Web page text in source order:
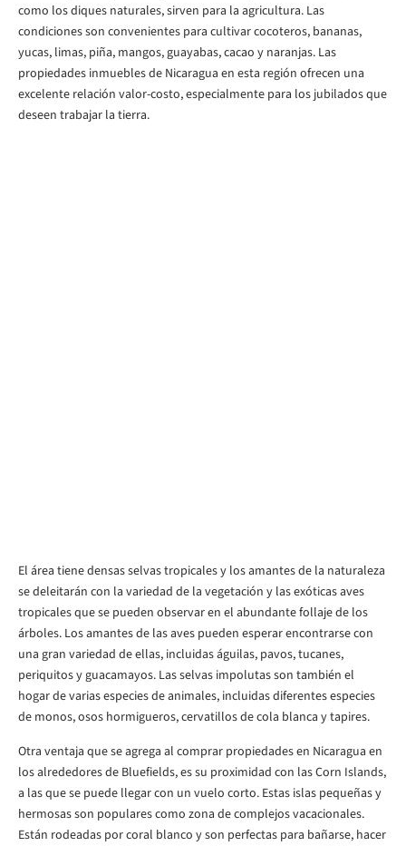
como los diques naturales, sirven para la agricultura. Las
condiciones son convenientes para cultivar cocoteros, bananas,
yucas, limas, piña, mangos, guayabas, cacao y naranjas. Las
propiedades inmuebles de Nicaragua en esta región ofrecen una
excelente relación valor-costo, especialmente para los jubilados que
deseen trabajar la tierra.
El área tiene densas selvas tropicales y los amantes de la naturaleza
se deleitarán con la variedad de la vegetación y las exóticas aves
tropicales que se pueden observar en el abundante follaje de los
árboles. Los amantes de las aves pueden esperar encontrarse con
una gran variedad de ellas, incluidas águilas, pavos, tucanes,
periquitos y guacamayos. Las selvas impolutas son también el
hogar de varias especies de animales, incluidas diferentes especies
de monos, osos hormigueros, cervatillos de cola blanca y tapires.
Otra ventaja que se agrega al comprar propiedades en Nicaragua en
los alrededores de Bluefields, es su proximidad con las Corn Islands,
a las que se puede llegar con un vuelo corto. Estas islas pequeñas y
hermosas son populares como zona de complejos vacacionales.
Están rodeadas por coral blanco y son perfectas para bañarse, hacer